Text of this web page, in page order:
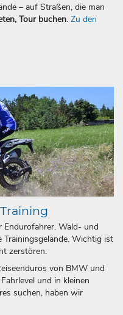
– auf Straßen, die man
Tour buchen. Zu den
Endurofahrer. Wald- und
Trainingsgelände. Wichtig ist
zerstören.
von BMW und
und in kleinen
suchen, haben wir